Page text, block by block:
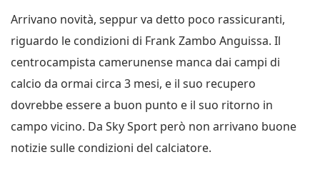
Arrivano novità, seppur va detto poco rassicuranti,
riguardo le condizioni di Frank Zambo Anguissa. Il
centrocampista camerunense manca dai campi di
calcio da ormai circa 3 mesi, e il suo recupero
dovrebbe essere a buon punto e il suo ritorno in
campo vicino. Da Sky Sport però non arrivano buone
notizie sulle condizioni del calciatore.